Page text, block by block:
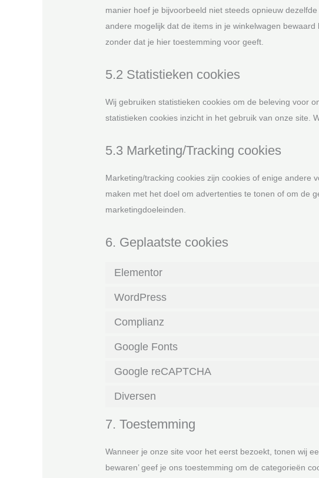
manier hoef je bijvoorbeeld niet steeds opnieuw
andere mogelijk dat de items in je winkelwagen
zonder dat je hier toestemming voor geeft.
5.2 Statistieken cookies
Wij gebruiken statistieken cookies om de beleving voor
statistieken cookies inzicht in het gebruik van onze site.
5.3 Marketing/Tracking cookies
Marketing/tracking cookies zijn cookies of enige andere
maken met het doel om advertenties te tonen of om de
marketingdoeleinden.
6. Geplaatste cookies
Elementor
WordPress
Complianz
Google Fonts
Google reCAPTCHA
Diversen
7. Toestemming
Wanneer je onze site voor het eerst bezoekt, tonen wij
bewaren’ geef je ons toestemming om de categorieën